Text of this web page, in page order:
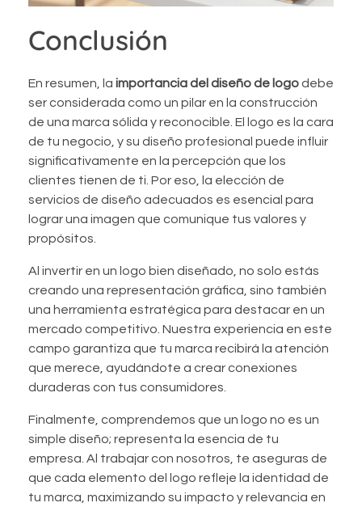
Conclusión
En resumen, la importancia del diseño de logodebe
ser considerada como un pilar en la construcción
de una marca sólida y reconocible. El logo es la cara
de tu negocio, y su diseño profesional puede influir
significativamente en la percepción que los
clientes tienen de ti. Por eso, la elección de
servicios de diseño adecuados es esencial para
lograr una imagen que comunique tus valores y
propósitos.
Al invertir en un logo bien diseñado, no solo estás
creando una representación gráfica, sino también
una herramienta estratégica para destacar en un
mercado competitivo. Nuestra experiencia en este
campo garantiza que tu marca recibirá la atención
que merece, ayudándote a crear conexiones
duraderas con tus consumidores.
Finalmente, comprendemos que un logo no es un
simple diseño; representa la esencia de tu
empresa. Al trabajar con nosotros, te aseguras de
que cada elemento del logo refleje la identidad de
tu marca, maximizando su impacto y relevancia en